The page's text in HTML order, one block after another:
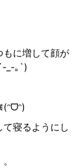
もに増して顔が
_-｡ `)
(ᵔᗜᵔ)
寝るようにし